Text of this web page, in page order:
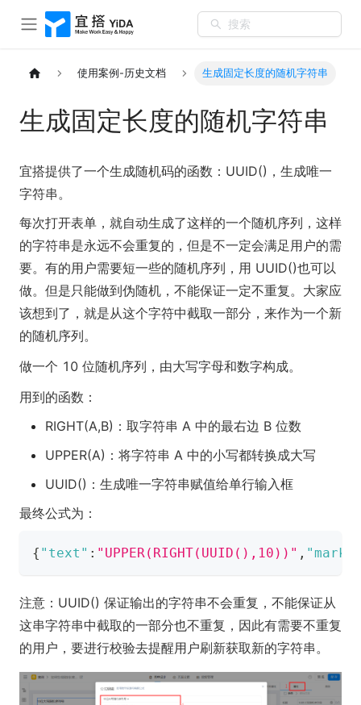
搜索
使用案例-历史文档 生成固定长度的随机字符串
生成固定长度的随机字符串
宜搭提供了一个生成随机码的函数：UUID()，生成唯一
字符串。
每次打开表单，就自动生成了这样的一个随机序列，这样
的字符串是永远不会重复的，但是不一定会满足用户的需
要。有的用户需要短一些的随机序列，用 UUID()也可以
做。但是只能做到伪随机，不能保证一定不重复。大家应
该想到了，就是从这个字符中截取一部分，来作为一个新
的随机序列。
做一个 10 位随机序列，由大写字母和数字构成。
用到的函数：
RIGHT(A,B)：取字符串 A 中的最右边 B 位数
UPPER(A)：将字符串 A 中的小写都转换成大写
UUID()：生成唯一字符串赋值给单行输入框
最终公式为：
{ "text" : "UPPER(RIGHT(UUID(),10))" ,
注意：UUID() 保证输出的字符串不会重复，不能保证从
这串字符串中截取的一部分也不重复，因此有需要不重复
的用户，要进行校验去提醒用户刷新获取新的字符串。